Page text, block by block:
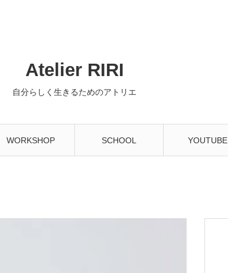
Atelier RIRI
自分らしく生きるためのアトリエ
WORKSHOP SCHOOL YOUTUBE